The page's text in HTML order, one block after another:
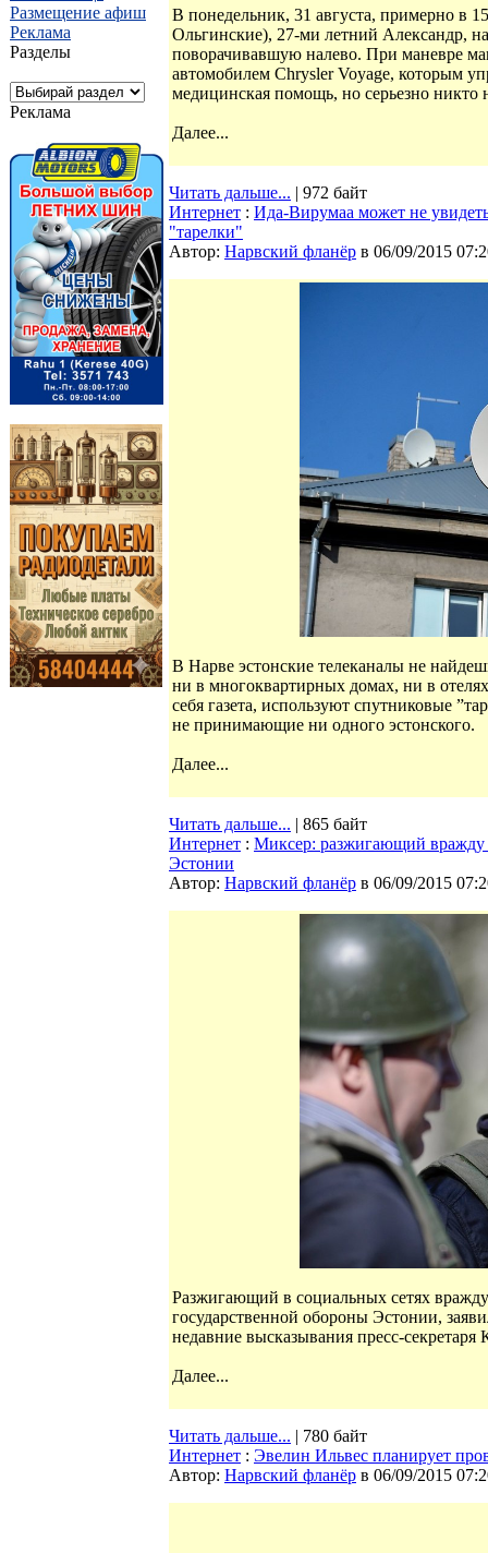
Размещение афиш
Реклама
Разделы
Реклама
В понедельник, 31 августа, примерно в
Ольгинские), 27-ми летний Александр,
поворачивавшую налево. При маневре
автомобилем Chrysler Voyage, которым
медицинская помощь, но серьезно никто
Далее...
Читать дальше... | 972 байт
Интернет : Ида-Вирумаа может не
"тарелки"
Автор: Нарвский фланёр в 06/09/2015
В Нарве эстонские телеканалы не
ни в многоквартирных домах, ни в
себя газета, используют спутниковые
не принимающие ни одного эстонского.
Далее...
Читать дальше... | 865 байт
Интернет : Миксер: разжигающий вражду
Эстонии
Автор: Нарвский фланёр в 06/09/2015
Разжигающий в социальных сетях
государственной обороны Эстонии,
недавние высказывания пресс-
Далее...
Читать дальше... | 780 байт
Интернет : Эвелин Ильвес планирует
Автор: Нарвский фланёр в 06/09/2015